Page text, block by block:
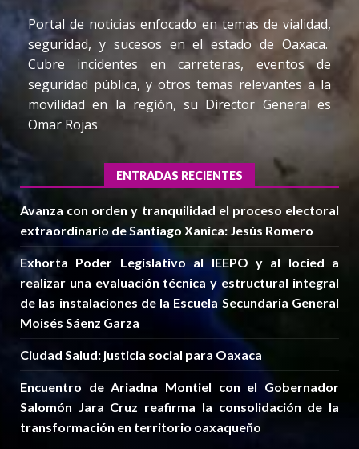
Portal de noticias enfocado en temas de vialidad,
seguridad, y sucesos en el estado de Oaxaca.
Cubre incidentes en carreteras, eventos de
seguridad pública, y otros temas relevantes a la
movilidad en la región, su Director General es
Omar Rojas
ENTRADAS RECIENTES
Avanza con orden y tranquilidad el proceso electoral
extraordinario de Santiago Xanica: Jesús Romero
Exhorta Poder Legislativo al IEEPO y al Iocied a
realizar una evaluación técnica y estructural integral
de las instalaciones de la Escuela Secundaria General
Moisés Sáenz Garza
Ciudad Salud: justicia social para Oaxaca
Encuentro de Ariadna Montiel con el Gobernador
Salomón Jara Cruz reafirma la consolidación de la
transformación en territorio oaxaqueño